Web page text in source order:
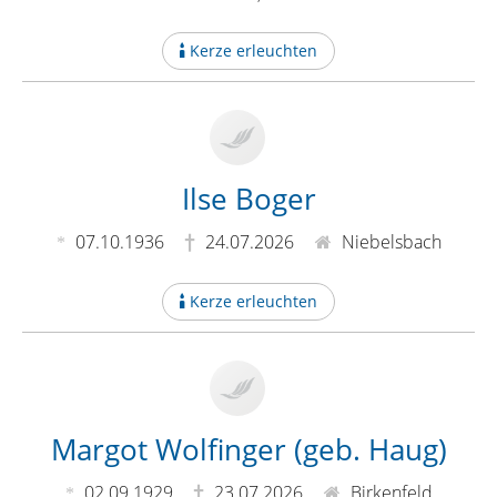
Kerze erleuchten
Ilse Boger
07.10.1936 24.07.2026 Niebelsbach
Kerze erleuchten
Margot Wolfinger (geb. Haug)